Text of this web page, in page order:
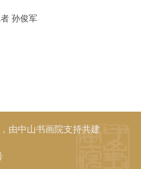
孙俊军
由中山书画院支持共建